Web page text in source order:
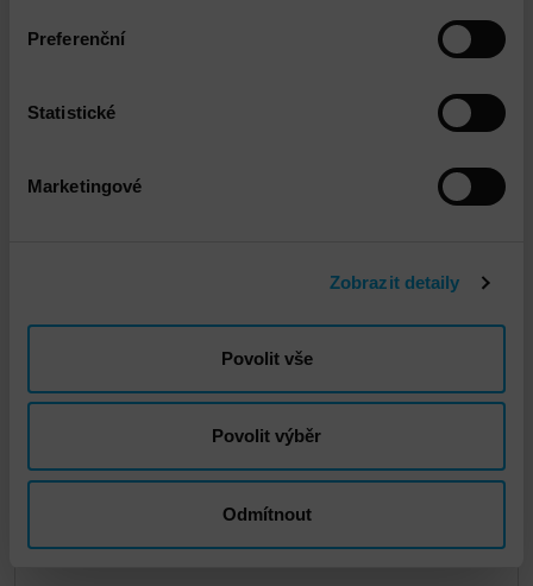
Preferenční
Statistické
Marketingové
Zobrazit detaily
Povolit vše
Povolit výběr
Odmítnout
DETAIL
Hitachi Virtual Storage Platform (VSP)